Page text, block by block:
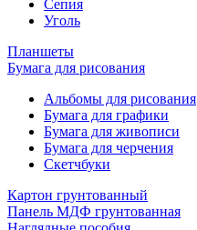
Сепия
Уголь
Планшеты
Бумага для рисования
Альбомы для рисования
Бумага для графики
Бумага для живописи
Бумага для черчения
Скетчбуки
Картон грунтованный
Панель МДФ грунтованная